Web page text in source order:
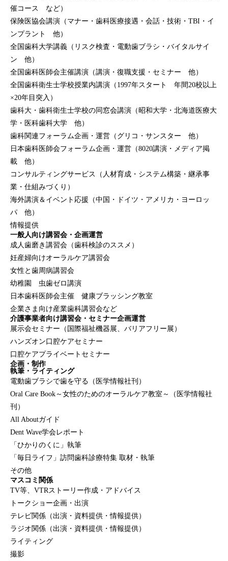
催コース など）
保険医協会講演（マナー・歯科医療接遇・会話・技術・TBI・イ
ンプラント 他）
全国歯科大学講義（リスク検査・電動歯ブラシ・バイタルサイ
ン 他）
全国歯科医師会主催講演（講演・復職支援・セミナー 他）
全国歯科衛生士学校授業内講演（1997年スタート 年間20校以上
×20年目突入）
歯科大・歯科衛生士学校の同窓会講演（昭和大学・北海道医療大
学・医科歯科大学 他）
歯科関連フォーラム企画・運営（グリコ・サンスター 他）
日本歯科医師会フォーラム企画・運営（8020講演・メディア掲
載 他）
コンサルティングサービス（人材育成・システム構築・継承事
業・仕組みづくり）
海外講演＆イベント応援（中国・ドイツ・アメリカ・ヨーロッ
パ 他）
情報提供
一般人向け講習会・企画運営
成人歯磨き講習会（歯科検診のススメ）
妊産婦向けオーラルケア講習会
女性と歯周病講習会
幼稚園 虫歯ゼロ講演
日本歯科医師会主催 健康ブラッシング教室
企業さま向け産業歯科講習会など
介護事業者向け講習会・セミナー企画運営
展示会セミナー（国際福祉機器展、バリアフリー展）
ハンズオン口腔ケアセミナー
口腔ケアプライベートセミナー
企画・制作
執筆・ライティング
電動歯ブラシで歯を守る（医学情報社刊）
Oral Care Book～女性のためのオーラルケア教室～（医学情報社
刊）
All Aboutガイド
Dent Wave学会レポート
「ひかりのくに」執筆
「毎日ライフ」訪問歯科診療特集 取材・執筆
その他
マスコミ関係
TV等、VTRストーリー作成・アドバイス
トークショー企画・出演
テレビ関係（出演・資料提供・情報提供）
ラジオ関係（出演・資料提供・情報提供）
ライティング
撮影